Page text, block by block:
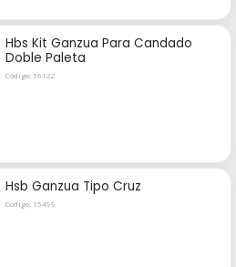
Hbs Kit Ganzua Para Candado
Doble Paleta
Código: 16122
Hsb Ganzua Tipo Cruz
Código: 15499